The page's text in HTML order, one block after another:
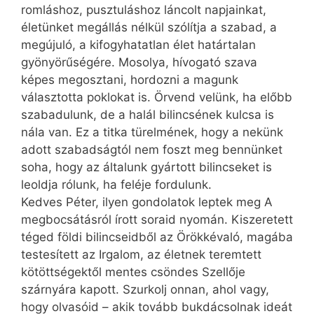
romláshoz, pusztuláshoz láncolt napjainkat,
életünket megállás nélkül szólítja a szabad, a
megújuló, a kifogyhatatlan élet határtalan
gyönyörűségére. Mosolya, hívogató szava
képes megosztani, hordozni a magunk
választotta poklokat is. Örvend velünk, ha előbb
szabadulunk, de a halál bilincsének kulcsa is
nála van. Ez a titka türelmének, hogy a nekünk
adott szabadságtól nem foszt meg bennünket
soha, hogy az általunk gyártott bilincseket is
leoldja rólunk, ha feléje fordulunk.
Kedves Péter, ilyen gondolatok leptek meg A
megbocsátásról írott soraid nyomán. Kiszeretett
téged földi bilincseidből az Örökkévaló, magába
testesített az Irgalom, az életnek teremtett
kötöttségektől mentes csöndes Szellője
szárnyára kapott. Szurkolj onnan, ahol vagy,
hogy olvasóid – akik tovább bukdácsolnak ideát